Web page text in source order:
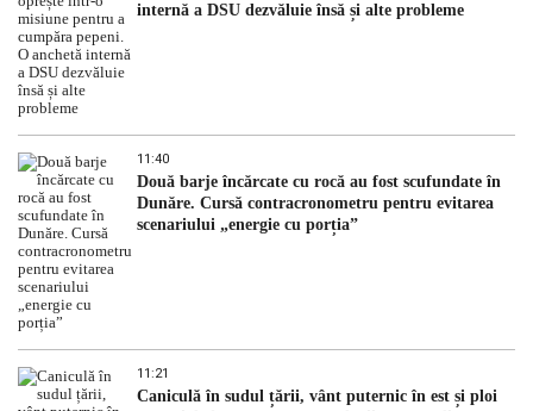
internă a DSU dezvăluie însă și alte probleme
11:40
Două barje încărcate cu rocă au fost scufundate în
Dunăre. Cursă contracronometru pentru evitarea
scenariului „energie cu porția”
11:21
Caniculă în sudul țării, vânt puternic în est și ploi